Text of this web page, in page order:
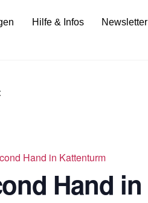
Hilfe & Infos Newsletter
Hand in Kattenturm
Hand